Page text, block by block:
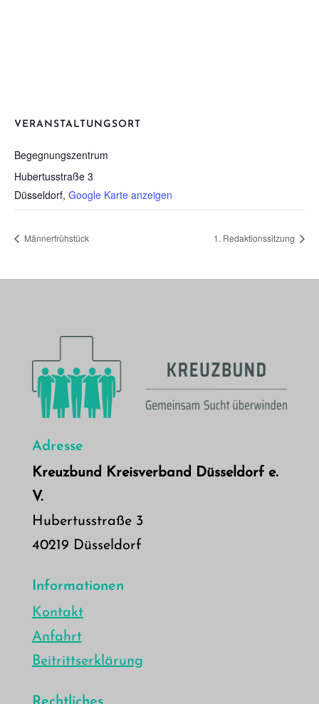
VERANSTALTUNGSORT
Begeg­nungs­zen­trum
Hubertusstraße 3
Düsseldorf, Google Karte anzeigen
Män­ner­früh­stück 1. Redak­ti­ons­sit­zung
Adresse
Kreuzbund Kreisverband Düsseldorf e.
V.
Hubertusstraße 3
40219 Düsseldorf
Informationen
Kontakt
Anfahrt
Beitrittserklärung